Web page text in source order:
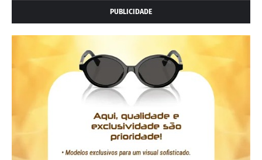
PUBLICIDADE